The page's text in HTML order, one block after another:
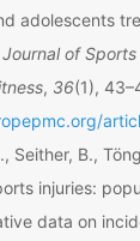
adolescents
Journal of
, 36(1),
Seither, B.,
injuries:
data on